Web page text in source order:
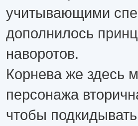
учитывающими
дополнилось
наворотов.
Корнева же здесь
персонажа
чтобы